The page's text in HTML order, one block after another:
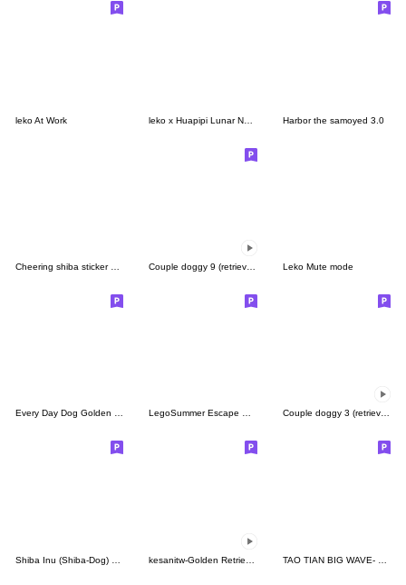
leko At Work Harbor the samoyed 3.0
Leko Mute mode
Every Day Dog Golden Retriever2 LegoSummer Escape Plan Couple doggy 3 (retriever)